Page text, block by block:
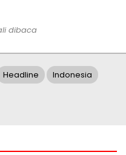
dibaca
Headline Indonesia